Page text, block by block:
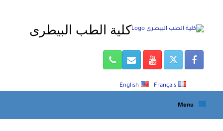
كلية الطب البيطرى
English Français
Menu